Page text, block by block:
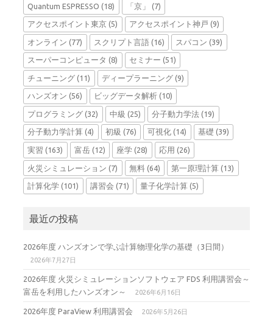
Quantum ESPRESSO (18) 「京」 (7)
アクセスポイント東京 (5) アクセスポイント神戸 (9)
オンライン (77) スクリプト言語(16) スパコン (39)
スーパーコンピュータ (8) セミナー (51)
チューニング (11) ディープラーニング(9)
ハンズオン (56) ビッグデータ解析(10)
プログラミング (32) 中級 (25) 分子動力学法 (19)
分子動力学計算 (4) 初級 (76) 可視化 (14) 基礎 (39)
実習 (163) 富岳(12) 座学 (28) 応用 (26)
火災シミュレーション (7) 無料(64) 第一原理計算 (13)
計算化学 (101) 講習会 (71) 量子化学計算 (5)
最近の投稿
2026年度 ハンズオンで学ぶ計算物理化学の基礎（3日間）
2026年7月27日
2026年度 火災シミュレーションソフトウェア FDS 利用講習会～
富岳を利用したハンズオン～
2026年6月16日
2026年度 ParaView 利用講習会 2026年5月26日